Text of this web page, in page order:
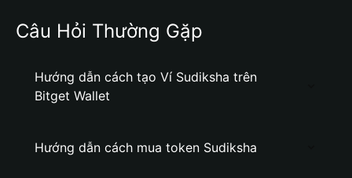
Câu Hỏi Thường Gặp
Hướng dẫn cách tạo Ví Sudiksha trên
Bitget Wallet
Hướng dẫn cách mua token Sudiksha